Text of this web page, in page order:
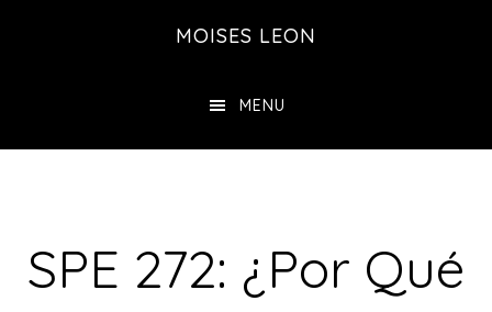
MOISES LEON
MENU
SPE 272: ¿Por Qué